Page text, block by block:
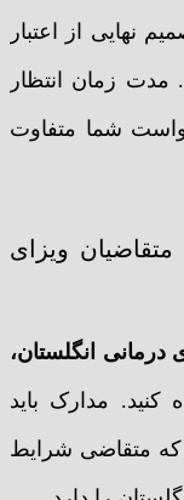
نهایی از اعتبار
مدت زمان انتظار
شما متفاوت
ویزای
درمانی انگلستان،
کنید. مدارک باید
که متقاضی شرایط